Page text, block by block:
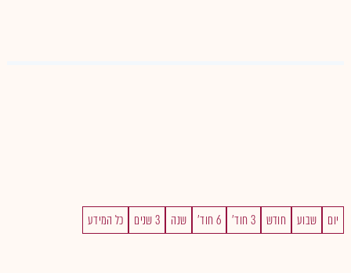
יום שבוע חודש 3 חוד' 6 חוד' שנה 3 שנים כל המידע